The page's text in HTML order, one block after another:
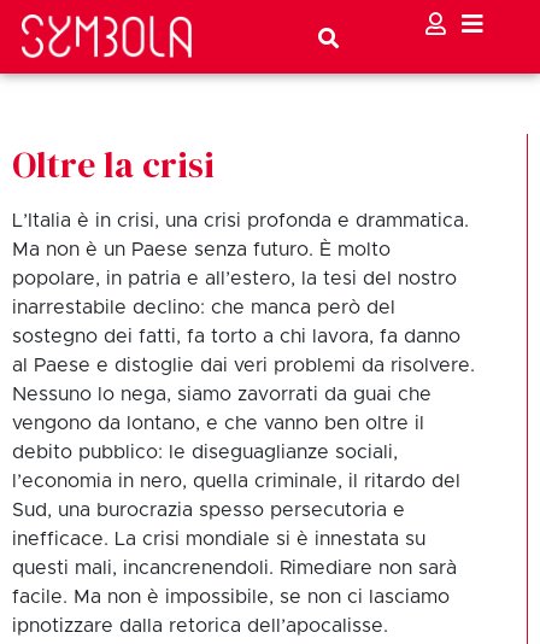
Oltre la crisi
L’Italia è in crisi, una crisi profonda e drammatica.
Ma non è un Paese senza futuro. È molto
popolare, in patria e all’estero, la tesi del nostro
inarrestabile declino: che manca però del
sostegno dei fatti, fa torto a chi lavora, fa danno
al Paese e distoglie dai veri problemi da risolvere.
Nessuno lo nega, siamo zavorrati da guai che
vengono da lontano, e che vanno ben oltre il
debito pubblico: le diseguaglianze sociali,
l’economia in nero, quella criminale, il ritardo del
Sud, una burocrazia spesso persecutoria e
inefficace. La crisi mondiale si è innestata su
questi mali, incancrenendoli. Rimediare non sarà
facile. Ma non è impossibile, se non ci lasciamo
ipnotizzare dalla retorica dell’apocalisse.